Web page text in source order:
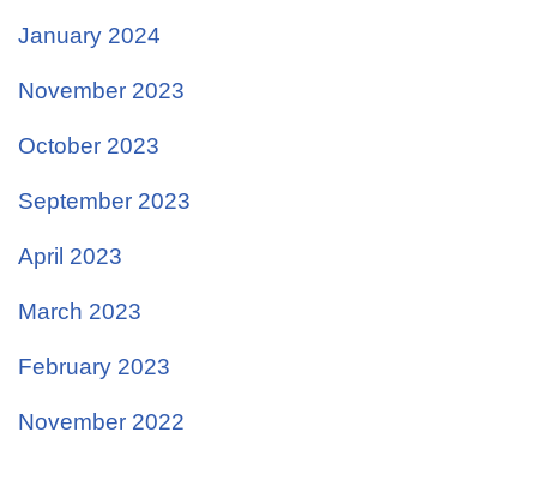
January 2024
November 2023
October 2023
September 2023
April 2023
March 2023
February 2023
November 2022